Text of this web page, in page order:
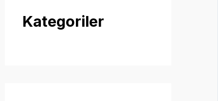
Kategoriler